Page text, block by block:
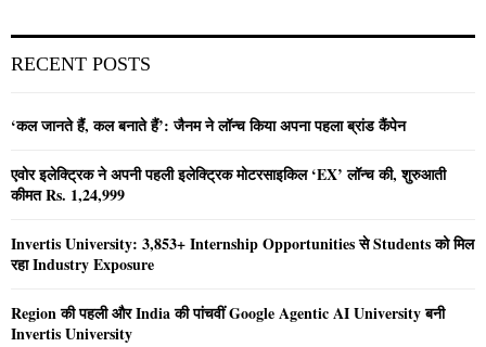
RECENT POSTS
‘कल जानते हैं, कल बनाते हैं’: जैनम ने लॉन्च किया अपना पहला ब्रांड कैंपेन
एवोर इलेक्ट्रिक ने अपनी पहली इलेक्ट्रिक मोटरसाइकिल ‘EX’ लॉन्च की, शुरुआती
कीमत Rs. 1,24,999
Invertis University: 3,853+ Internship Opportunities से Students को मिल
रहा Industry Exposure
Region की पहली और India की पांचवीं Google Agentic AI University बनी
Invertis University